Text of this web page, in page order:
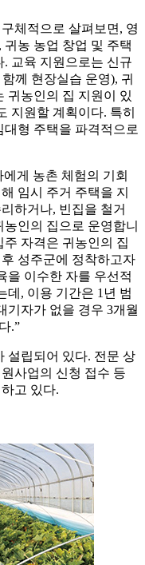
체적으로 살펴보면, 영
농 농업 창업 및 주택
교육 지원으로는 신규
께 현장실습 운영), 귀
귀농인의 집 지원이 있
지원할 계획이다. 특히
형 주택을 파격적으로
게 농촌 체험의 기회
임시 주거 주택을 지
하거나, 빈집을 철거
인의 집으로 운영합니
자격은 귀농인의 집
성주군에 정착하고자
을 이수한 자를 우선적
데, 이용 기간은 1년 범
기자가 없을 경우 3개월
.”
설립되어 있다. 전문 상
사업의 신청 접수 등
고 있다.